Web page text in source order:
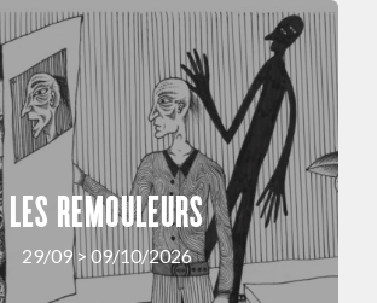
LES REMOULEURS
29/09 > 09/10/2026